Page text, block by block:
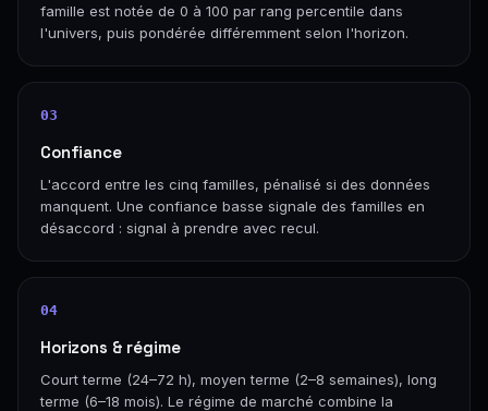
famille est notée de 0 à 100 par rang percentile dans
l'univers, puis pondérée différemment selon l'horizon.
03
Confiance
L'accord entre les cinq familles, pénalisé si des données
manquent. Une confiance basse signale des familles en
désaccord : signal à prendre avec recul.
04
Horizons & régime
Court terme (24–72 h), moyen terme (2–8 semaines), long
terme (6–18 mois). Le régime de marché combine la